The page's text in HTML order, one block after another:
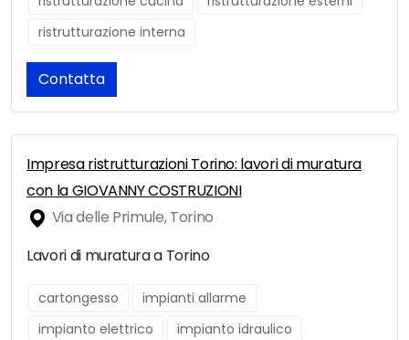
ristrutturazione interna
Contatta
Impresa ristrutturazioni Torino: lavori di muratura
con la GIOVANNY COSTRUZIONI
Via delle Primule, Torino
Lavori di muratura a Torino
cartongesso
impianti allarme
impianto elettrico
impianto idraulico